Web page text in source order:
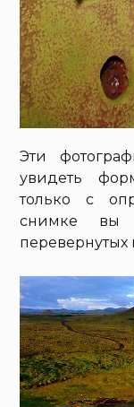
Эти
увидеть
только с
снимке вы
перевернутых